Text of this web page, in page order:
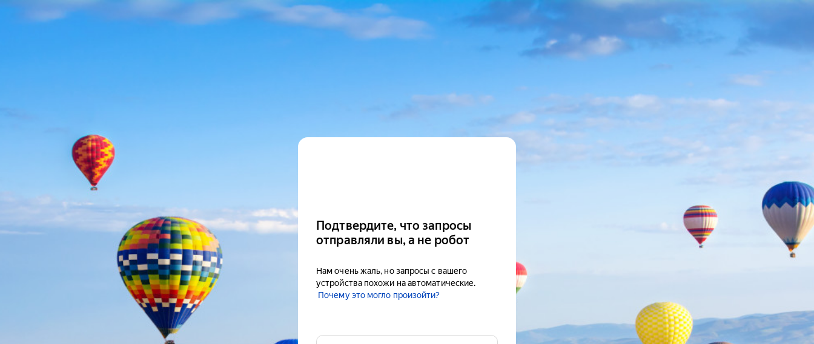
Подтвердите, что запросы
отправляли вы, а не робот
Нам очень жаль, но запросы с вашего
устройства похожи на автоматические.
Почему это могло произойти?